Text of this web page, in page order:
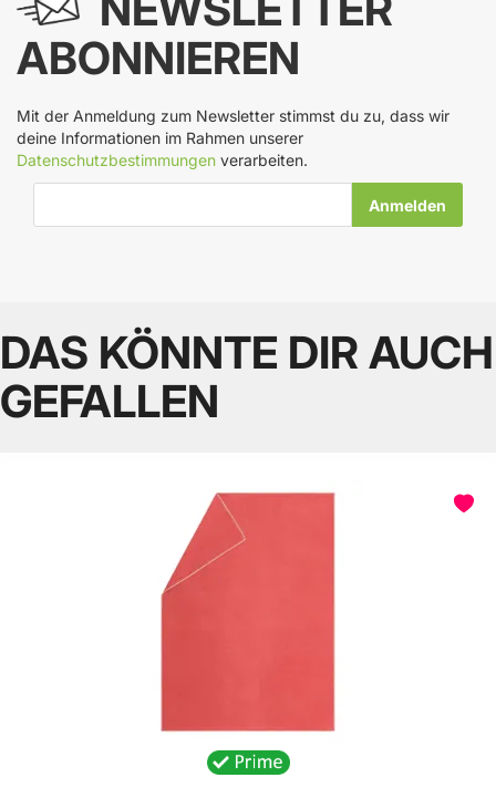
ABONNIEREN
Mit der Anmeldung zum Newsletter stimmst du zu, dass wir
deine Informationen im Rahmen unserer
Datenschutzbestimmungen verarbeiten.
DAS KÖNNTE DIR AUCH
GEFALLEN